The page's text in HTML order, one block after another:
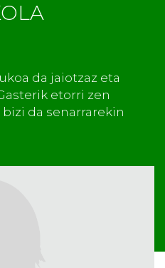
da jaiotzaz eta
etorri zen
da senarrarekin